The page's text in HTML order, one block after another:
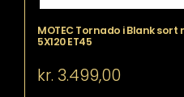
MOTEC Tornado i Blank
5X120 ET45
kr. 3.499,00